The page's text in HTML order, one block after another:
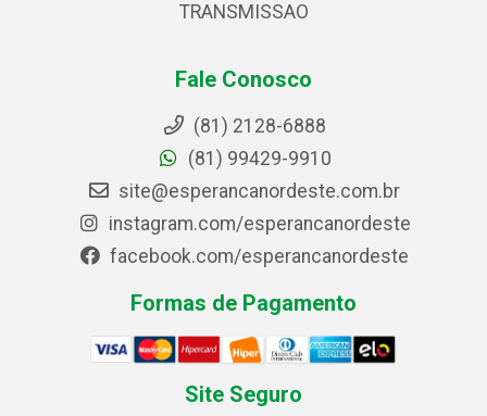
TRANSMISSAO
Fale Conosco
(81) 2128-6888
(81) 99429-9910
site@esperancanordeste.com.br
instagram.com/esperancanordeste
facebook.com/esperancanordeste
Formas de Pagamento
Site Seguro